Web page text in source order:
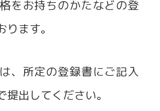
をお持ちのかたなどの登
ます。
、所定の登録書にご記入
出してください。